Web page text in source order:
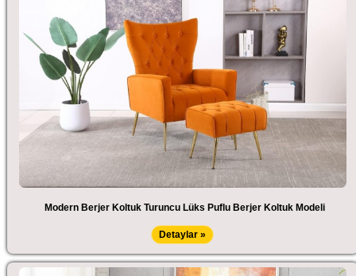
Modern Berjer Koltuk Turuncu Lüks Puflu Berjer Koltuk Modeli
Detaylar »